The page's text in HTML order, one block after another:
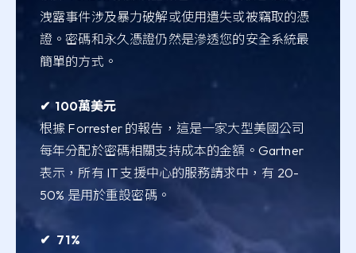
洩露事件涉及暴力破解或使用遺失或被竊取的憑
證。密碼和永久憑證仍然是滲透您的安全系統最
簡單的方式。
✔︎ 100萬美元
根據 Forrester 的報告，這是一家大型美國公司
每年分配於密碼相關支持成本的金額。Gartner
表示，所有 IT 支援中心的服務請求中，有 20-
50% 是用於重設密碼。
✔︎ 71%